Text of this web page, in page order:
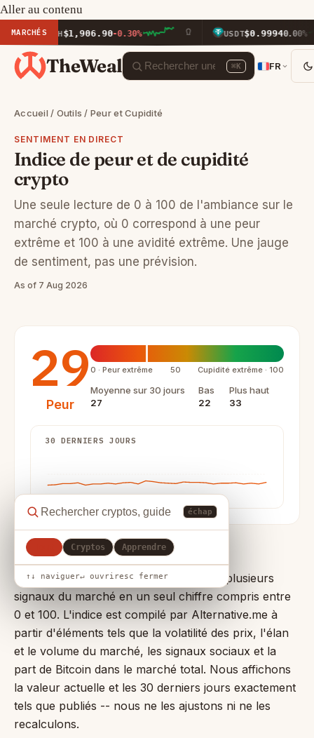
Aller au contenu
MARCHÉS
ETH$1,906.90-0.30% USDT$0.99940.00%
TheWeal ⌘K FR
échap
Cryptos Apprendre
↑↓ naviguer↵ ouvriresc fermer
Accueil / Outils / Peur et Cupidité
SENTIMENT EN DIRECT
Indice de peur et de cupidité
crypto
Une seule lecture de 0 à 100 de l'ambiance sur le
marché crypto, où 0 correspond à une peur
extrême et 100 à une avidité extrême. Une jauge
de sentiment, pas une prévision.
As of 7 Aug 2026
29
Peur
0 · Peur extrême 50 Cupidité extrême · 100
Moyenne sur 30 jours
27
Bas
22
Plus haut
33
30 DERNIERS JOURS
Ce que mesure l'indice
L'indice Crypto Fear & Greed condense plusieurs
signaux du marché en un seul chiffre compris entre
0 et 100. L'indice est compilé par Alternative.me à
partir d'éléments tels que la volatilité des prix, l'élan
et le volume du marché, les signaux sociaux et la
part de Bitcoin dans le marché total. Nous affichons
la valeur actuelle et les 30 derniers jours exactement
tels que publiés -- nous ne les ajustons ni ne les
recalculons.